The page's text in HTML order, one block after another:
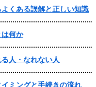
くある誤解と正しい知識
何か
人・なれない人
ミングと手続きの流れ